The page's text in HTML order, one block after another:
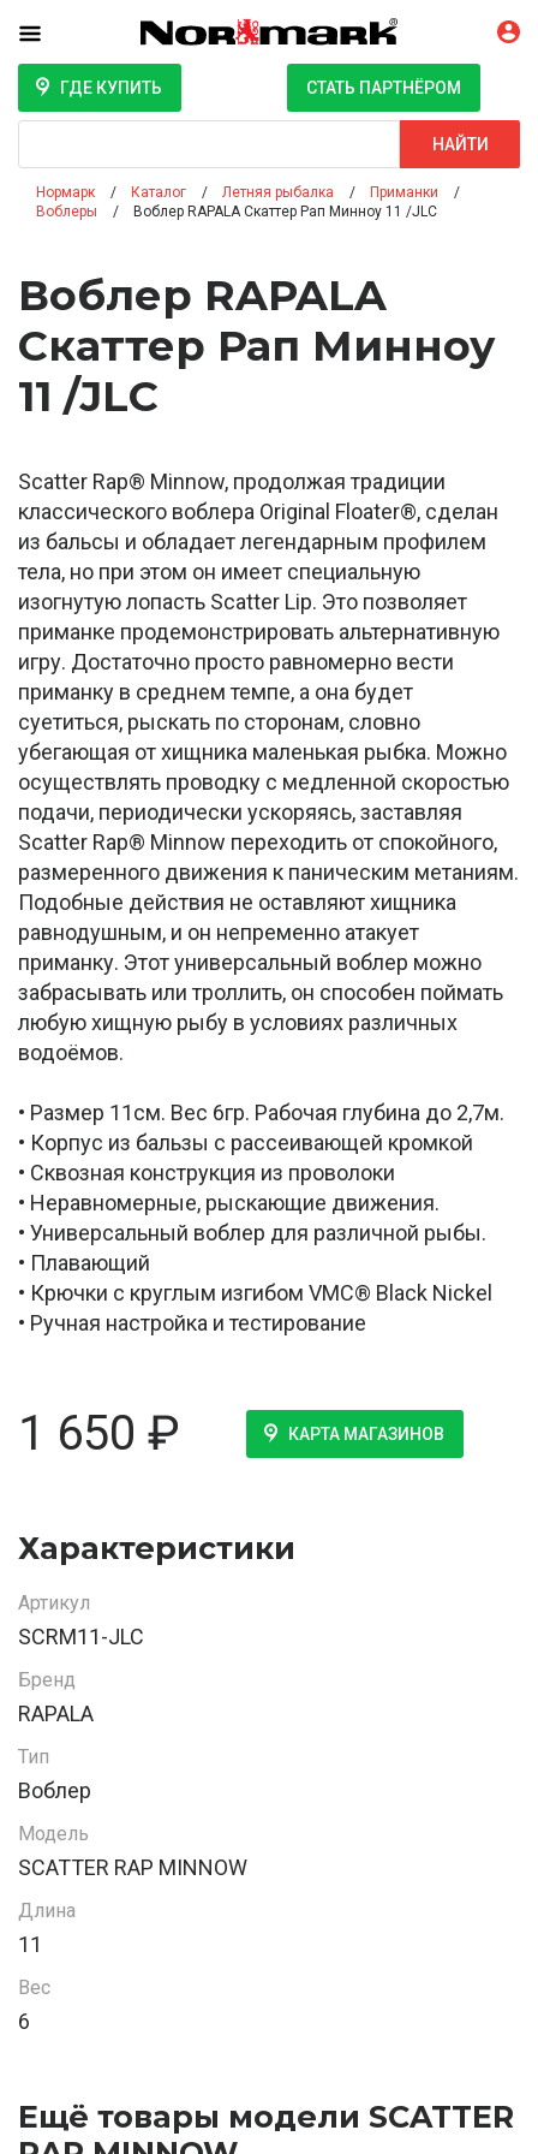
ГДЕ КУПИТЬ СТАТЬ ПАРТНЁРОМ
НАЙТИ
Нормарк Каталог Летняя рыбалка
Приманки
Воблеры
Воблер RAPALA Скаттер Рап Минноу 11 /JLC
Воблер RAPALA
Скаттер Рап Минноу
11 /JLC
Scatter Rap® Minnow, продолжая традиции
классического воблера Original Floater®, сделан
из бальсы и обладает легендарным профилем
тела, но при этом он имеет специальную
изогнутую лопасть Scatter Lip. Это позволяет
приманке продемонстрировать альтернативную
игру. Достаточно просто равномерно вести
приманку в среднем темпе, а она будет
суетиться, рыскать по сторонам, словно
убегающая от хищника маленькая рыбка. Можно
осуществлять проводку с медленной скоростью
подачи, периодически ускоряясь, заставляя
Scatter Rap® Minnow переходить от спокойного,
размеренного движения к паническим метаниям.
Подобные действия не оставляют хищника
равнодушным, и он непременно атакует
приманку. Этот универсальный воблер можно
забрасывать или троллить, он способен поймать
любую хищную рыбу в условиях различных
водоёмов.
• Размер 11см. Вес 6гр. Рабочая глубина до 2,7м.
• Корпус из бальзы с рассеивающей кромкой
• Сквозная конструкция из проволоки
• Неравномерные, рыскающие движения.
• Универсальный воблер для различной рыбы.
• Плавающий
• Крючки с круглым изгибом VMC® Black Nickel
• Ручная настройка и тестирование
1 650 ₽ КАРТА МАГАЗИНОВ
Характеристики
Артикул
SCRM11-JLC
Бренд
RAPALA
Тип
Воблер
Модель
SCATTER RAP MINNOW
Длина
11
Вес
6
Ещё товары модели SCATTER